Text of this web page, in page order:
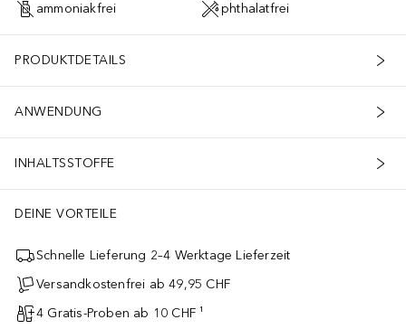
ammoniakfrei phthalatfrei
PRODUKTDETAILS
ANWENDUNG
INHALTSSTOFFE
DEINE VORTEILE
Schnelle Lieferung 2–4 Werktage Lieferzeit
Versandkostenfrei ab 49,95 CHF
4 Gratis-Proben ab 10 CHF ¹